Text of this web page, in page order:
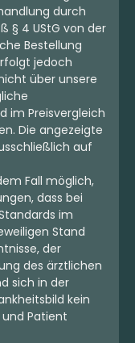
durch
§ 4 UStG von der
Bestellung
jedoch
über unsere
im Preisvergleich
Die angezeigte
auf
Fall möglich,
dass bei
im
Stand
der
des ärztlichen
sich in der
kein
Patient